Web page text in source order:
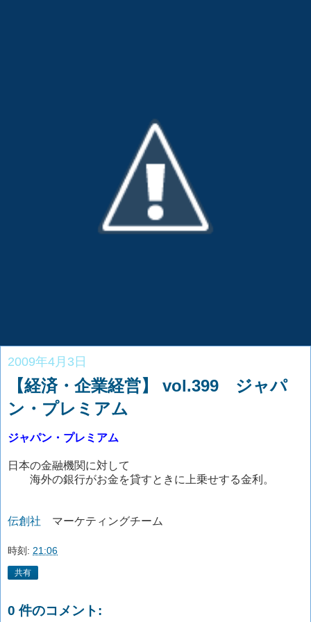
2009年4月3日
【経済・企業経営】 vol.399 ジャパ
ン・プレミアム
ジャパン・プレミアム
日本の金融機関に対して
海外の銀行がお金を貸すときに上乗せする金利。
伝創社 マーケティングチーム
時刻: 21:06
共有
0 件のコメント: